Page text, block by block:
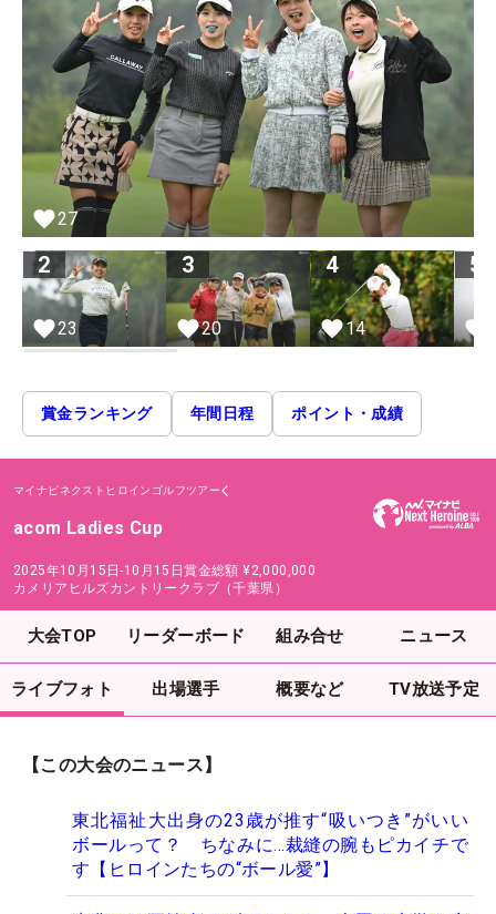
27
2
23
3
20
4
14
5
賞金ランキング 年間日程 ポイント・成績
マイナビネクストヒロインゴルフツアー
acom Ladies Cup
2025年10月15日-10月15日賞金総額 ¥2,000,000
カメリアヒルズカントリークラブ（千葉県）
大会TOP リーダーボード 組み合せ ニュース
ライブフォト 出場選手 概要など TV放送予定
【この大会のニュース】
東北福祉大出身の23歳が推す“吸いつき”がいい
ボールって？ ちなみに…裁縫の腕もピカイチで
す【ヒロインたちの“ボール愛”】